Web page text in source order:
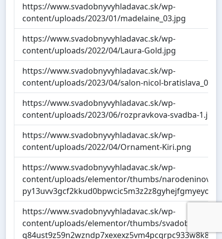
https://www.svadobnyvyhladavac.sk/wp-
content/uploads/2023/01/madelaine_03.jpg
https://www.svadobnyvyhladavac.sk/wp-
content/uploads/2022/04/Laura-Gold.jpg
https://www.svadobnyvyhladavac.sk/wp-
content/uploads/2023/04/salon-nicol-
https://www.svadobnyvyhladavac.sk/wp-
content/uploads/2023/06/rozpravkova-svadba-1.jpg
https://www.svadobnyvyhladavac.sk/wp-
content/uploads/2022/04/Ornament-Kiri.png
https://www.svadobnyvyhladavac.sk/wp-
content/uploads/elementor/thumbs/narodeninova-
https://www.svadobnyvyhladavac.sk/wp-
content/uploads/elementor/thumbs/